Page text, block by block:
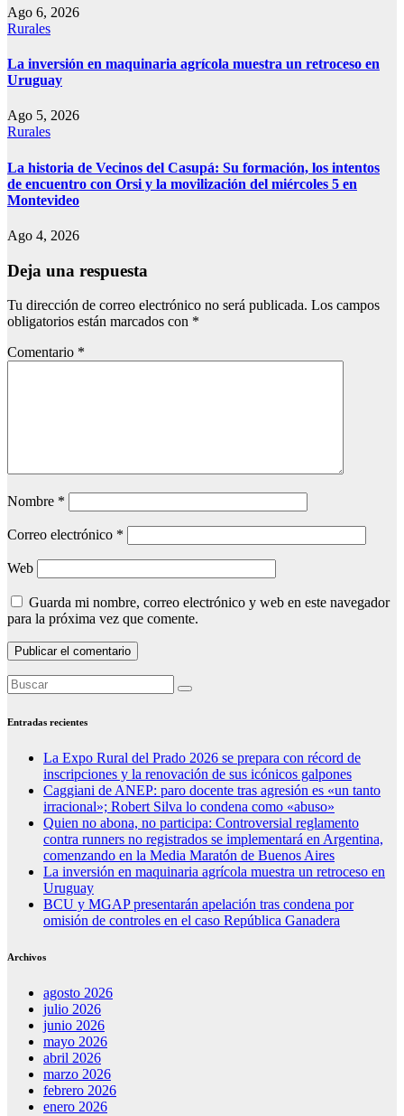
Ago 6, 2026
Rurales
La inversión en maquinaria agrícola muestra un retroceso en
Uruguay
Ago 5, 2026
Rurales
La historia de Vecinos del Casupá: Su formación, los intentos
de encuentro con Orsi y la movilización del miércoles 5 en
Montevideo
Ago 4, 2026
Deja una respuesta
Tu dirección de correo electrónico no será publicada. Los campos
obligatorios están marcados con *
Comentario *
Nombre *
Correo electrónico *
Web
Guarda mi nombre, correo electrónico y web en este navegador
para la próxima vez que comente.
Entradas recientes
La Expo Rural del Prado 2026 se prepara con récord de
inscripciones y la renovación de sus icónicos galpones
Caggiani de ANEP: paro docente tras agresión es «un tanto
irracional»; Robert Silva lo condena como «abuso»
Quien no abona, no participa: Controversial reglamento
contra runners no registrados se implementará en Argentina,
comenzando en la Media Maratón de Buenos Aires
La inversión en maquinaria agrícola muestra un retroceso en
Uruguay
BCU y MGAP presentarán apelación tras condena por
omisión de controles en el caso República Ganadera
Archivos
agosto 2026
julio 2026
junio 2026
mayo 2026
abril 2026
marzo 2026
febrero 2026
enero 2026